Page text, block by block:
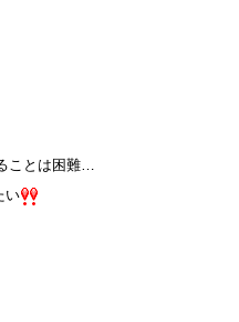
ことは困難…
い